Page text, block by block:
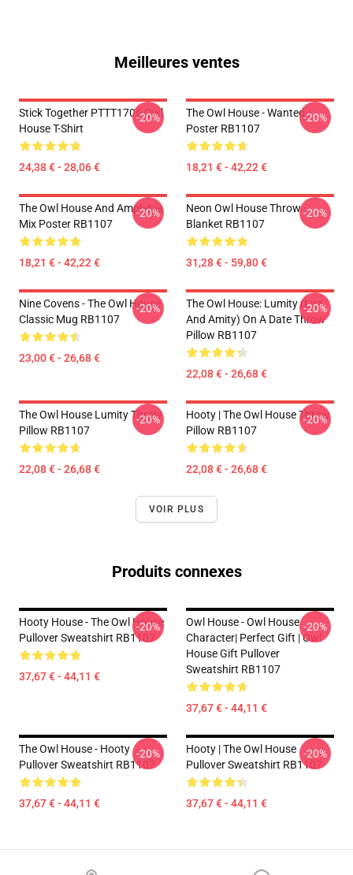
Meilleures ventes
Stick Together PTTT1706 Owl
House T-Shirt
24,38 € - 28,06 €
-20%
The Owl House - Wanted
Poster RB1107
18,21 € - 42,22 €
-20%
The Owl House And Amphibia
Mix Poster RB1107
18,21 € - 42,22 €
-20%
Neon Owl House Throw
Blanket RB1107
31,28 € - 59,80 €
-20%
Nine Covens - The Owl House
Classic Mug RB1107
23,00 € - 26,68 €
-20%
The Owl House: Lumity (Luz
And Amity) On A Date Throw
Pillow RB1107
22,08 € - 26,68 €
-20%
The Owl House Lumity Throw
Pillow RB1107
22,08 € - 26,68 €
-20%
Hooty | The Owl House Throw
Pillow RB1107
22,08 € - 26,68 €
-20%
VOIR PLUS
Produits connexes
Hooty House - The Owl House
Pullover Sweatshirt RB1107
37,67 € - 44,11 €
-20%
Owl House - Owl House
Character| Perfect Gift | Owl
House Gift Pullover
Sweatshirt RB1107
37,67 € - 44,11 €
-20%
The Owl House - Hooty
Pullover Sweatshirt RB1107
37,67 € - 44,11 €
-20%
Hooty | The Owl House
Pullover Sweatshirt RB1107
37,67 € - 44,11 €
-20%